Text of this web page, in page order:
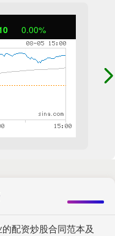
0.00%
配资炒股合同范本及